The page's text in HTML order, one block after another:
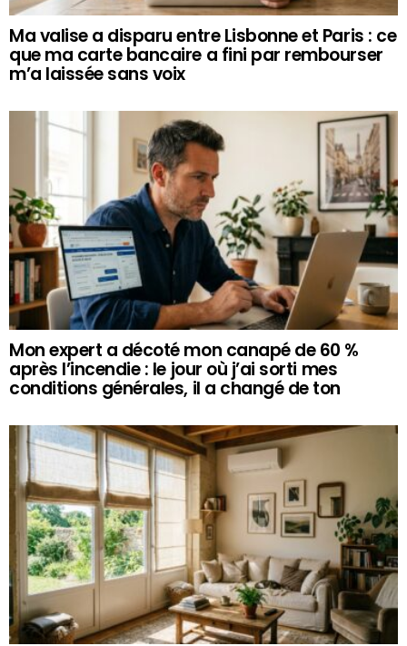
Ma valise a disparu entre Lisbonne et Paris : ce
que ma carte bancaire a fini par rembourser
m’a laissée sans voix
Mon expert a décoté mon canapé de 60 %
après l’incendie : le jour où j’ai sorti mes
conditions générales, il a changé de ton